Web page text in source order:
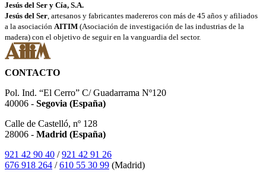
Jesús del Ser y Cía, S.A.
Jesús del Ser, artesanos y fabricantes madereros con más de 45 años y afiliados
a la asociación AITIM (Asociación de investigación de las industrias de la
madera) con el objetivo de seguir en la vanguardia del sector.
CONTACTO
Pol. Ind. “El Cerro” C/ Guadarrama Nº120
40006 - Segovia (España)
Calle de Castelló, nº 128
28006 - Madrid (España)
921 42 90 40 /921 42 91 26
676 918 264 /610 55 30 99 (Madrid)